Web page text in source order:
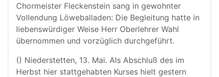
Chormeister Fleckenstein sang in gewohnter
Vollendung Löweballaden: Die Begleitung hatte in
liebenswürdiger Weise Herr Oberlehrer Wahl
übernommen und vorzüglich durchgeführt.
() Niederstetten, 13. Mai. Als Abschluß des im
Herbst hier stattgehabten Kurses hielt gestern